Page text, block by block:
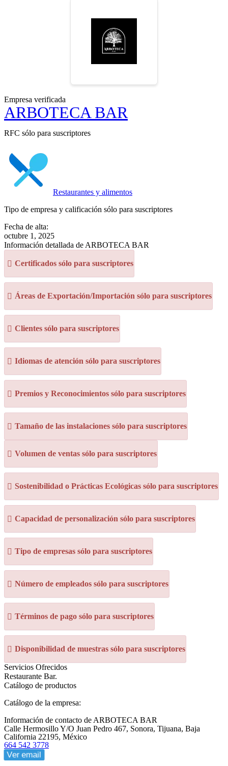
Empresa verificada
ARBOTECA BAR
RFC sólo para suscriptores
Restaurantes y alimentos
Tipo de empresa y calificación sólo para suscriptores
Fecha de alta:
octubre 1, 2025
Información detallada de ARBOTECA BAR
Certificados sólo para suscriptores
Áreas de Exportación/Importación sólo para suscriptores
Clientes sólo para suscriptores
Idiomas de atención sólo para suscriptores
Premios y Reconocimientos sólo para suscriptores
Tamaño de las instalaciones sólo para suscriptores
Volumen de ventas sólo para suscriptores
Sostenibilidad o Prácticas Ecológicas sólo para suscriptores
Capacidad de personalización sólo para suscriptores
Tipo de empresas sólo para suscriptores
Número de empleados sólo para suscriptores
Términos de pago sólo para suscriptores
Disponibilidad de muestras sólo para suscriptores
Servicios Ofrecidos
Restaurante Bar.
Catálogo de productos
Catálogo de la empresa:
Información de contacto de ARBOTECA BAR
Calle Hermosillo Y/O Juan Pedro 467, Sonora, Tijuana, Baja
California 22195, México
664 542 3778
Ver email